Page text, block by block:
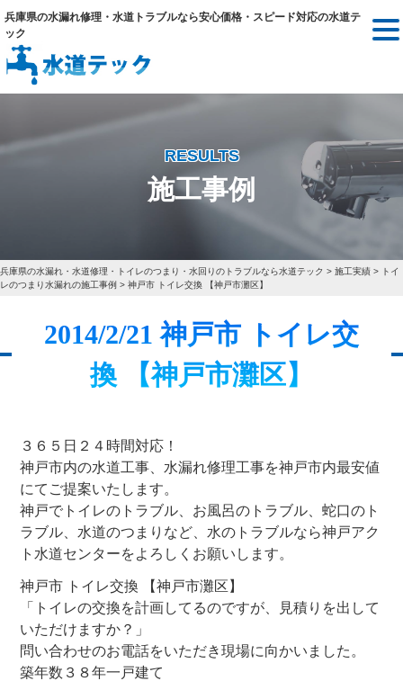
兵庫県の水漏れ修理・水道トラブルなら安心価格・スピード対応の水道テ
ック
RESULTS
施工事例
兵庫県の水漏れ・水道修理・トイレのつまり・水回りのトラブルなら水道テック > 施工実績 > トイ
レのつまり水漏れの施工事例 > 神戸市 トイレ交換 【神戸市灘区】
2014/2/21 神戸市 トイレ交
換 【神戸市灘区】
３６５日２４時間対応！
神戸市内の水道工事、水漏れ修理工事を神戸市内最安値
にてご提案いたします。
神戸でトイレのトラブル、お風呂のトラブル、蛇口のト
ラブル、水道のつまりなど、水のトラブルなら神戸アク
ト水道センターをよろしくお願いします。
神戸市 トイレ交換 【神戸市灘区】
「トイレの交換を計画してるのですが、見積りを出して
いただけますか？」
問い合わせのお電話をいただき現場に向かいました。
築年数３８年一戸建て